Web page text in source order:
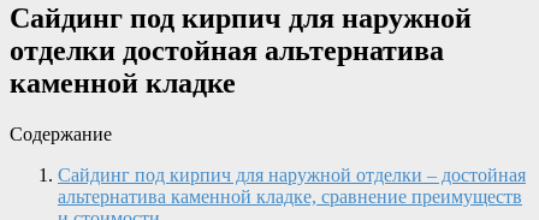
Сайдинг под кирпич для наружной
отделки достойная альтернатива
каменной кладке
Содержание
Сайдинг под кирпич для наружной отделки – достойная
альтернатива каменной кладке, сравнение преимуществ